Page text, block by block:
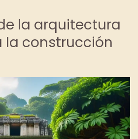
la arquitectura
la construcción